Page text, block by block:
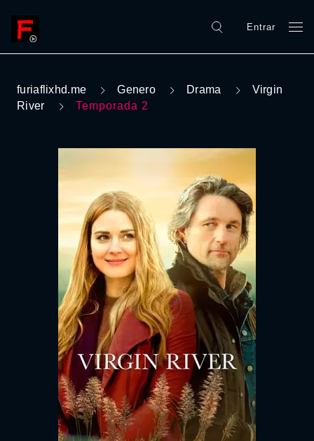
Entrar
furiaflixhd.me Genero Drama
Virgin
River
Temporada 2